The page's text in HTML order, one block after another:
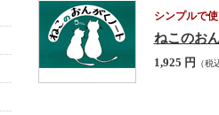
シンプルで
ねこのお
1,925 円 （税